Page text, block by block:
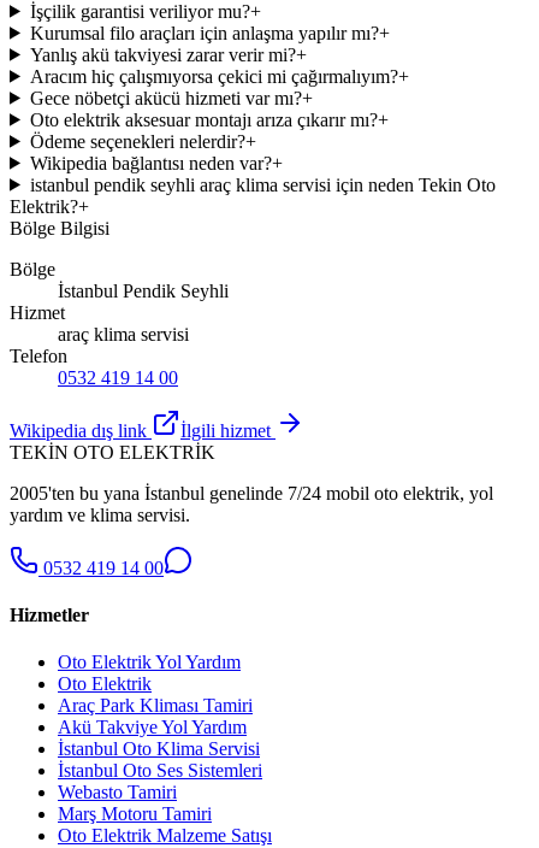
İşçilik garantisi veriliyor mu?+
Kurumsal filo araçları için anlaşma yapılır mı?+
Yanlış akü takviyesi zarar verir mi?+
Aracım hiç çalışmıyorsa çekici mi çağırmalıyım?+
Gece nöbetçi akücü hizmeti var mı?+
Oto elektrik aksesuar montajı arıza çıkarır mı?+
Ödeme seçenekleri nelerdir?+
Wikipedia bağlantısı neden var?+
istanbul pendik seyhli araç klima servisi için neden Tekin Oto
Elektrik?+
Bölge Bilgisi
Bölge
İstanbul Pendik Seyhli
Hizmet
araç klima servisi
Telefon
0532 419 14 00
Wikipedia dış link
İlgili hizmet
TEKİN OTO ELEKTRİK
2005'ten bu yana İstanbul genelinde 7/24 mobil oto elektrik, yol
yardım ve klima servisi.
0532 419 14 00
Hizmetler
Oto Elektrik Yol Yardım
Oto Elektrik
Araç Park Kliması Tamiri
Akü Takviye Yol Yardım
İstanbul Oto Klima Servisi
İstanbul Oto Ses Sistemleri
Webasto Tamiri
Marş Motoru Tamiri
Oto Elektrik Malzeme Satışı